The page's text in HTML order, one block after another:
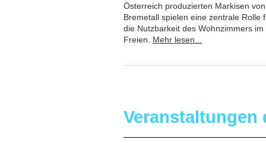
Österreich produzierten Markisen von
Bremetall spielen eine zentrale Rolle
die Nutzbarkeit des Wohnzimmers im
Freien. Mehr lesen...
Veranstaltungen